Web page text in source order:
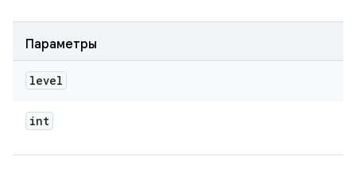
Параметры
level
int